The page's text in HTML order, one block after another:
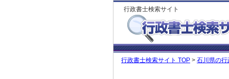
行政書士検索サイト
行政書士検索サイト TOP > 石川県の行